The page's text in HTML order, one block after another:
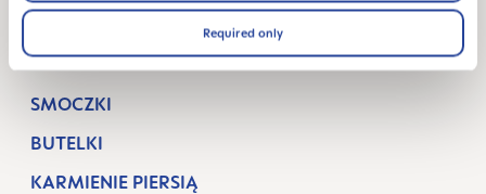
Required only
#PATHTOPARENTHOOD
SMOCZKI
BUTELKI
KARMIENIE PIERSIĄ